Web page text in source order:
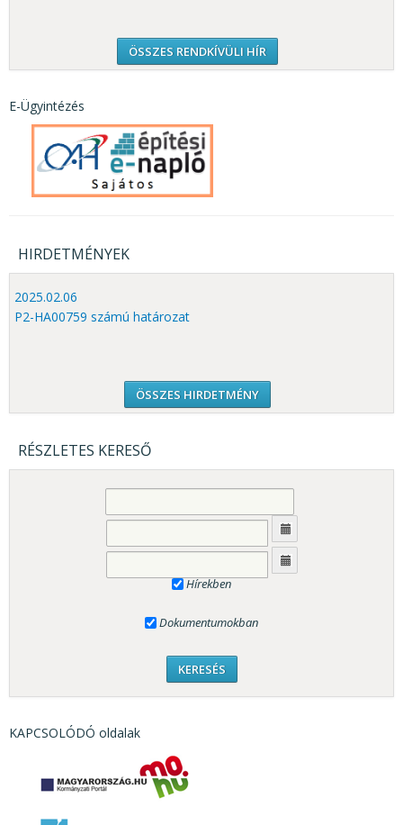
ÖSSZES RENDKÍVÜLI HÍR
E-Ügyintézés
HIRDETMÉNYEK
2025.02.06
P2-HA00759 számú határozat
ÖSSZES HIRDETMÉNY
RÉSZLETES KERESŐ
Hírekben
Dokumentumokban
KAPCSOLÓDÓ oldalak